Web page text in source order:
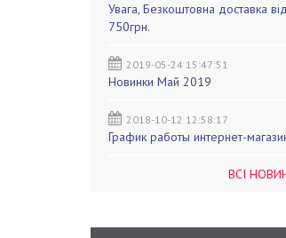
Увага, Безкоштовна доставка від
750грн.
2019-05-24 15:47:51
Новинки Май 2019
2018-10-12 12:58:17
График работы интернет-
ВСІ